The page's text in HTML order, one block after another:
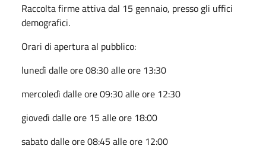
Raccolta firme attiva dal 15 gennaio, presso gli uffici
demografici.
Orari di apertura al pubblico:
lunedì dalle ore 08:30 alle ore 13:30
mercoledì dalle ore 09:30 alle ore 12:30
giovedì dalle ore 15 alle ore 18:00
sabato dalle ore 08:45 alle ore 12:00